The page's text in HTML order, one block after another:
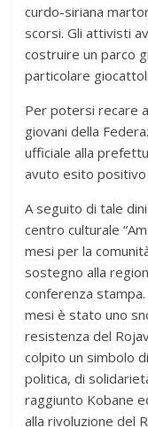
curdo-siriana
scorsi. Gli attivisti
costruire un parco
particolare
Per potersi recare
giovani della
ufficiale alla
avuto esito
A seguito di tale
centro culturale
mesi per la
sostegno alla
conferenza stampa.
mesi è stato uno
resistenza del
colpito un simbolo
politica, di
raggiunto Kobane
alla rivoluzione del